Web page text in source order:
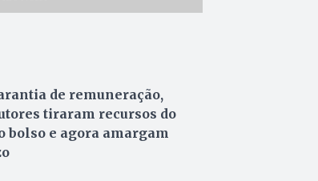
de remuneração,
tiraram recursos do
bolso e agora amargam